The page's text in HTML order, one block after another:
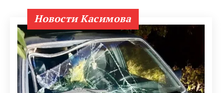
Новости Касимова